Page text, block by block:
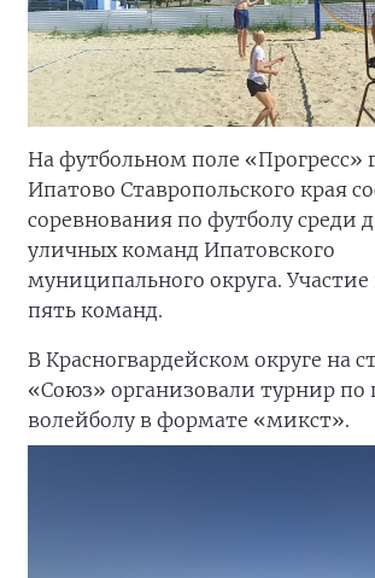
На футбольном поле «Прогресс»
Ипатово Ставропольского края
соревнования по футболу среди
уличных команд Ипатовского
муниципального округа.
пять команд.
В Красногвардейском округе на
«Союз» организовали турнир
волейболу в формате «микст».